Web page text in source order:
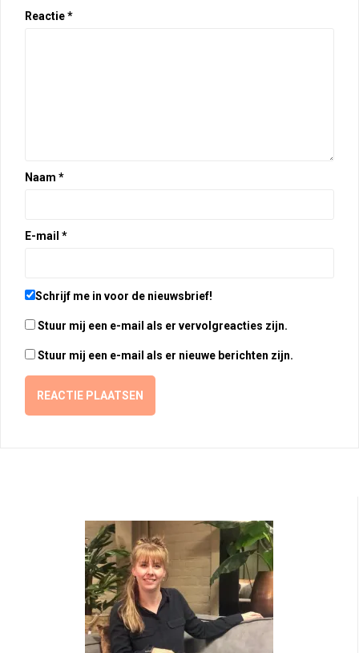
Reactie*
Naam *
E-mail *
Schrijf me in voor de nieuwsbrief!
Stuur mij een e-mail als er vervolgreacties zijn.
Stuur mij een e-mail als er nieuwe berichten zijn.